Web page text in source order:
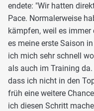
endete: "Wir hatten
Pace. Normalerweise
kämpfen, weil es immer
es meine erste Saison
ich mich sehr schnell
als auch im Training
dass ich nicht in den
früh eine weitere
ich diesen Schritt